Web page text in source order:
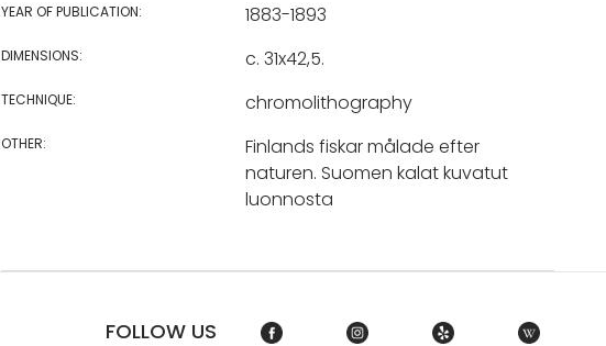
YEAR OF PUBLICATION: 1883-1893
DIMENSIONS: c. 31x42,5.
TECHNIQUE: chromolithography
OTHER:
Finlands fiskar målade efter
naturen. Suomen kalat kuvatut
luonnosta
FOLLOW US